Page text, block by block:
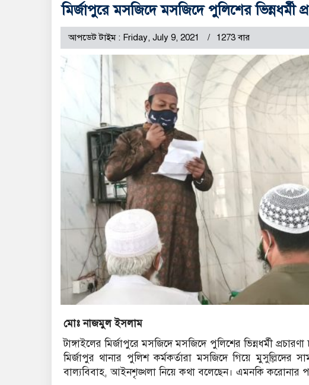
মির্জাপুরে মসজিদে মসজিদে পুলিশের ভিন্নধর্মী
আপডেট টাইম : Friday, July 9, 2021 1273 বার
মোঃ নাজমুল ইসলাম
টাঙ্গাইলের মির্জাপুরে মসজিদে মসজিদে পুলিশের ভিন্নধর্মী
মির্জাপুর থানার পুলিশ কর্মকর্তারা মসজিদে গিয়ে মুসুল্লিদের
বাল্যবিবাহ, আইনশৃঙ্খলা নিয়ে কথা বলেছেন। এমনকি করোনার